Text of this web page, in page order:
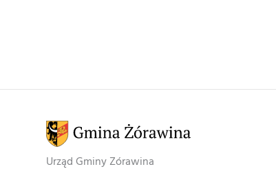
Urząd Gminy Zórawina